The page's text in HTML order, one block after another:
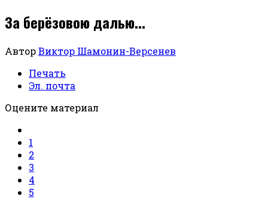
За берёзовою далью...
АвторВиктор Шамонин-Версенев
Печать
Эл. почта
Оцените материал
1
2
3
4
5